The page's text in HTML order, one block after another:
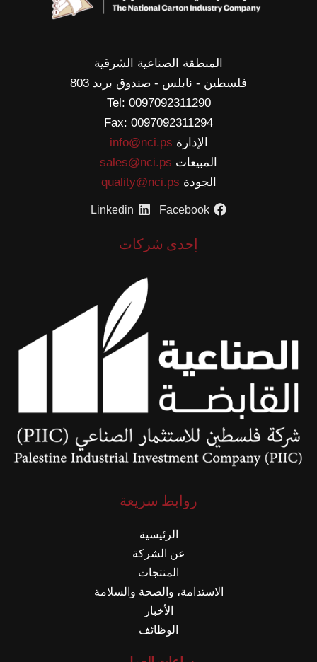
المنطقة الصناعية الشرقية
فلسطين - نابلس - صندوق بريد 803
Tel: 0097092311290
Fax: 0097092311294
الإدارة info@nci.ps
المبيعات sales@nci.ps
الجودة quality@nci.ps
Facebook
Linkedin
إحدى شركات
روابط سريعة
الرئيسية
عن الشركة
المنتجات
الاستدامة، والصحة والسلامة
الأخبار
الوظائف